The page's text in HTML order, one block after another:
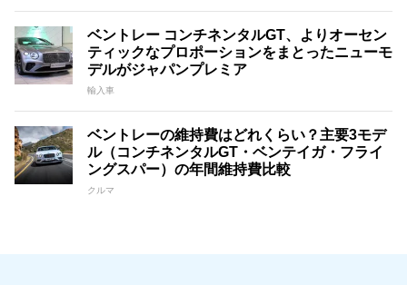
ベントレー コンチネンタルGT、よりオーセン
ティックなプロポーションをまとったニューモ
デルがジャパンプレミア
輸入車
ベントレーの維持費はどれくらい？主要3モデ
ル（コンチネンタルGT・ベンテイガ・フライ
ングスパー）の年間維持費比較
クルマ